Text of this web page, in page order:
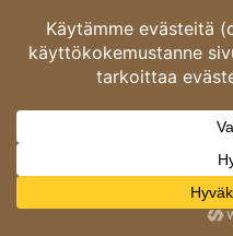
Hohti, sello, ja
Emil Holmström, piano. Clara
Brahms: Trio H-duuri, op. 8,